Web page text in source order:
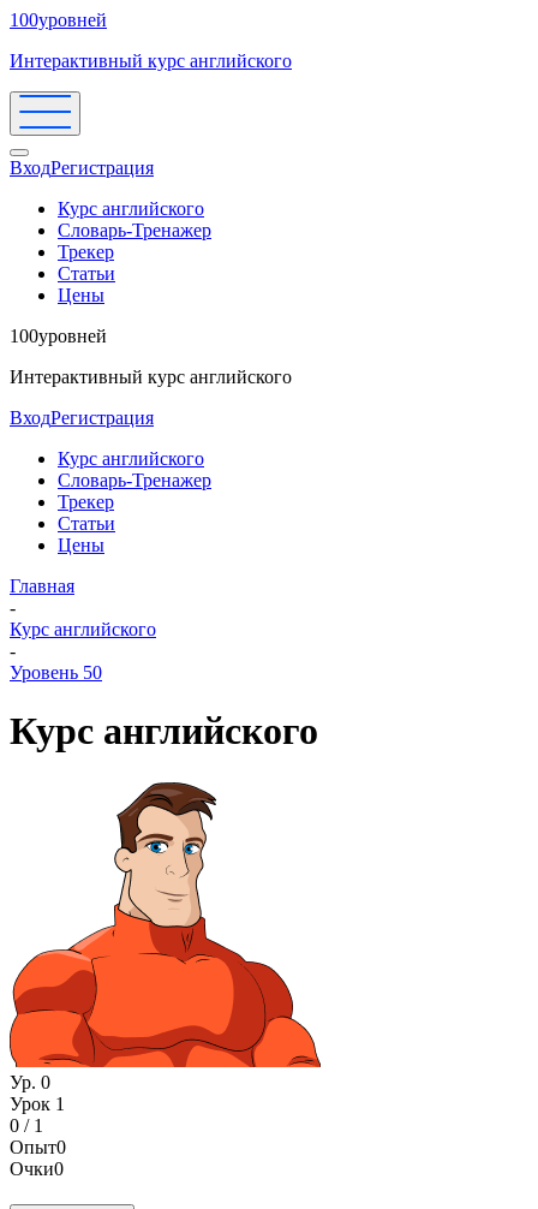
100уровней
Интерактивный курс английского
ВходРегистрация
Курс английского
Словарь-Тренажер
Трекер
Статьи
Цены
100уровней
Интерактивный курс английского
ВходРегистрация
Курс английского
Словарь-Тренажер
Трекер
Статьи
Цены
Главная
-
Курс английского
-
Уровень 50
Курс английского
Ур. 0
Урок 1
0 / 1
Опыт0
Очки0